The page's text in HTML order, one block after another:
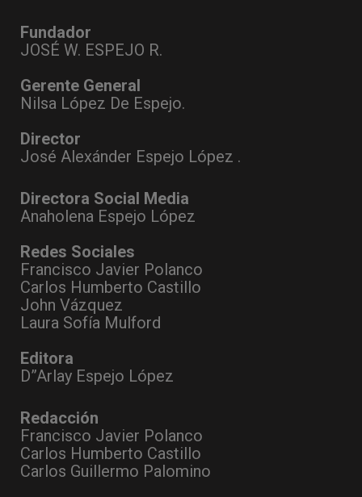
Fundador
JOSÉ W. ESPEJO R.
Gerente General
Nilsa López De Espejo.
Director
José Alexánder Espejo López .
Directora Social Media
Anaholena Espejo López
Redes Sociales
Francisco Javier Polanco
Carlos Humberto Castillo
John Vázquez
Laura Sofía Mulford
Editora
D”Arlay Espejo López
Redacción
Francisco Javier Polanco
Carlos Humberto Castillo
Carlos Guillermo Palomino